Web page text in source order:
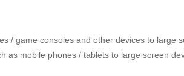
/ game consoles and other devices to large
as mobile phones / tablets to large screen